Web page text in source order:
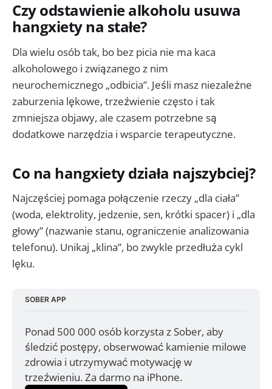
Czy odstawienie alkoholu usuwa
hangxiety na stałe?
Dla wielu osób tak, bo bez picia nie ma kaca
alkoholowego i związanego z nim
neurochemicznego „odbicia”. Jeśli masz niezależne
zaburzenia lękowe, trzeźwienie często i tak
zmniejsza objawy, ale czasem potrzebne są
dodatkowe narzędzia i wsparcie terapeutyczne.
Co na hangxiety działa najszybciej?
Najczęściej pomaga połączenie rzeczy „dla ciała”
(woda, elektrolity, jedzenie, sen, krótki spacer) i „dla
głowy” (nazwanie stanu, ograniczenie analizowania
telefonu). Unikaj „klina”, bo zwykle przedłuża cykl
lęku.
SOBER APP
Ponad 500 000 osób korzysta z Sober, aby
śledzić postępy, obserwować kamienie milowe
zdrowia i utrzymywać motywację w
trzeźwieniu. Za darmo na iPhone.